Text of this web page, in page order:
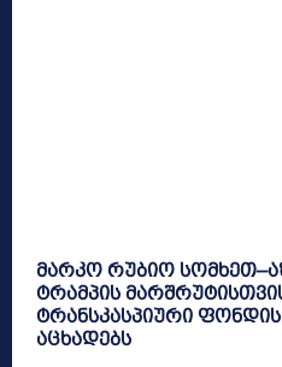
მარკო რუბიო
ტრამპის
ტრანსკასპიური ფონდის
აცხადებს